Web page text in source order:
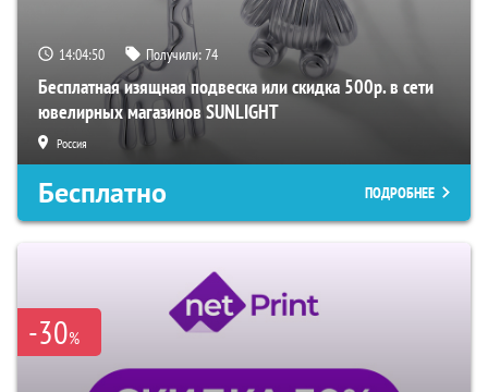
14:04:49 Получили:74
Бесплатная изящная подвеска или скидка 500р. в сети
ювелирных магазинов SUNLIGHT
Россия
Бесплатно ПОДРОБНЕЕ
-30%